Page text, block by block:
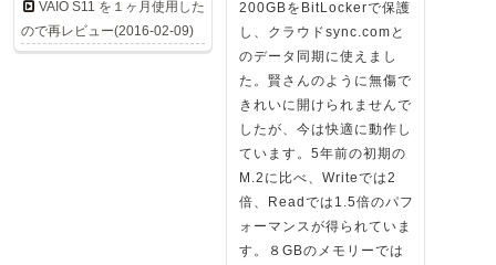
VAIO S11 を１ヶ月使用した
ので再レビュー(2016-02-09)
200GBをBitLockerで保護
し、クラウドsync.comと
のデータ同期に使えまし
た。賢さんのように無傷で
きれいに開けられませんで
したが、今は快適に動作し
ています。5年前の初期の
M.2に比べ、Writeでは2
倍、Readでは1.5倍のパフ
ォーマンスが得られていま
す。８GBのメモリーでは